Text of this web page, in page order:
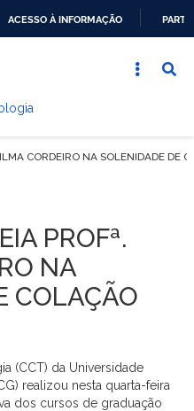
ACESSO À INFORMAÇÃO
CORDEIRO NA SOLENIDADE DE
PROFª.
NA
COLAÇÃO
(CCT) da Universidade
realizou nesta quarta-feira
dos cursos de graduação